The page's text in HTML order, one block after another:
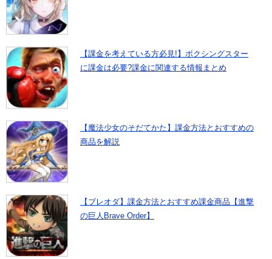
【課金を考えている方必見!】ボクシングスター
に課金は必要?課金に関連する情報まとめ
【魔法少女のそだてかた】課金方法とおすすめの
商品を解説
【ブレオダ】課金方法とおすすめ課金商品【進撃
の巨人Brave Order】